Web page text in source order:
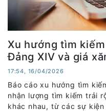
Xu hướng tìm
Đảng XIV và giá
17:54, 16/04/2026
Báo cáo xu hướng tìm
nhận lượng tìm kiếm trải
khác nhau, từ các sự